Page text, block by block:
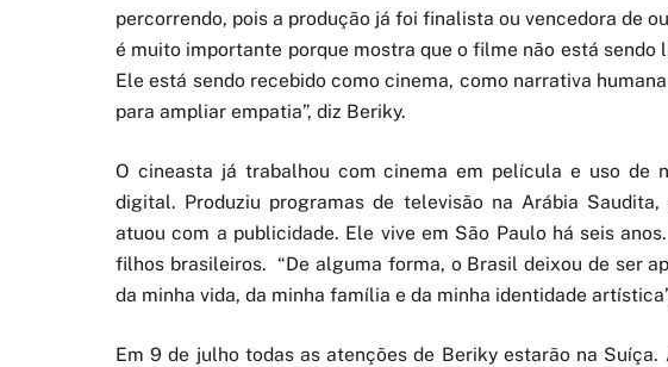
percorrendo, pois a produção já foi finalista ou vencedora de
é muito importante porque mostra que o filme não está sendo
Ele está sendo recebido como cinema, como narrativa
para ampliar empatia”, diz Beriky.
O cineasta já trabalhou com cinema em película e uso de
digital. Produziu programas de televisão na Arábia
atuou com a publicidade. Ele vive em São Paulo há seis
filhos brasileiros. “De alguma forma, o Brasil deixou de ser
da minha vida, da minha família e da minha identidade
Em 9 de julho todas as atenções de Beriky estarão na